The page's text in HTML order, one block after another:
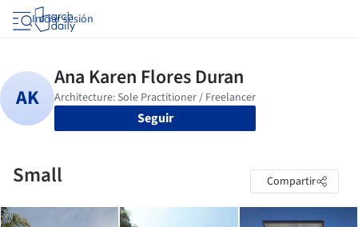
Iniciar sesión
Seguir
Small Compartir